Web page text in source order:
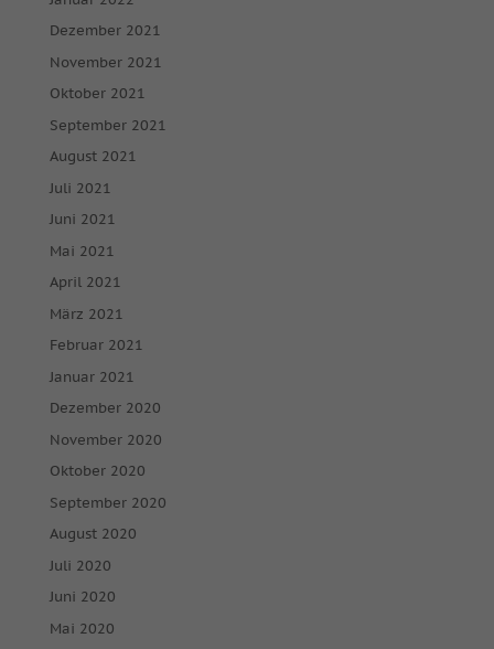
Dezember 2021
November 2021
Oktober 2021
September 2021
August 2021
Juli 2021
Juni 2021
Mai 2021
April 2021
März 2021
Februar 2021
Januar 2021
Dezember 2020
November 2020
Oktober 2020
September 2020
August 2020
Juli 2020
Juni 2020
Mai 2020